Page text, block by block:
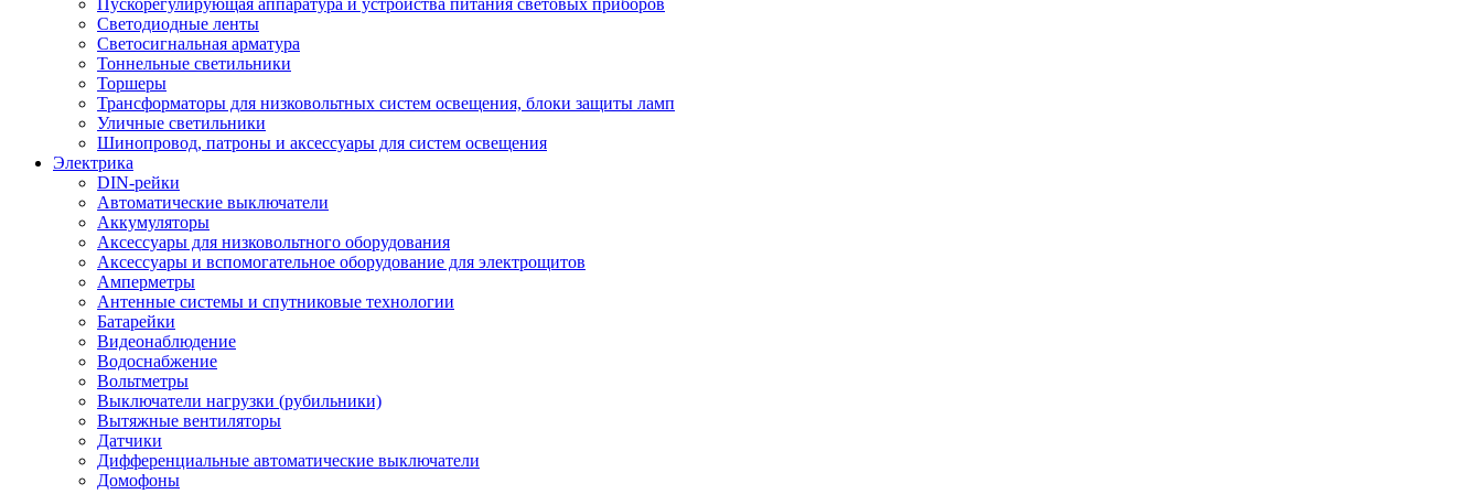
Светодиодные ленты
Светосигнальная арматура
Тоннельные светильники
Торшеры
Трансформаторы для низковольтных систем освещения, блоки защиты ламп
Уличные светильники
Шинопровод, патроны и аксессуары для систем освещения
Электрика
DIN-рейки
Автоматические выключатели
Аккумуляторы
Аксессуары для низковольтного оборудования
Аксессуары и вспомогательное оборудование для электрощитов
Амперметры
Антенные системы и спутниковые технологии
Батарейки
Видеонаблюдение
Водоснабжение
Вольтметры
Выключатели нагрузки (рубильники)
Вытяжные вентиляторы
Датчики
Дифференциальные автоматические выключатели
Домофоны